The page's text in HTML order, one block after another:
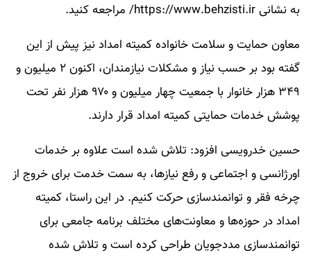
به نشانی https://www.behzisti.ir/ مراجعه کنید.
معاون حمایت و سلامت خانواده کمیته امداد نیز پیش از این
گفته بود بر حسب نیاز و مشکلات نیازمندان، اکنون ۲ میلیون و
۳۴۹ هزار خانوار با جمعیت چهار میلیون و ۹۷۰ هزار نفر تحت
پوشش خدمات حمایتی کمیته امداد قرار دارند.
حسین خدرویسی افزود: تلاش شده است علاوه بر خدمات
اورژانسی و اجتماعی و رفع نیازها، به سمت خدمت برای خروج از
چرخه فقر و توانمندسازی حرکت کنیم. در این راستا، کمیته
امداد در حوزه‌ها و معاونت‌های مختلف برنامه جامعی برای
توانمندسازی مددجویان طراحی کرده است و تلاش شده